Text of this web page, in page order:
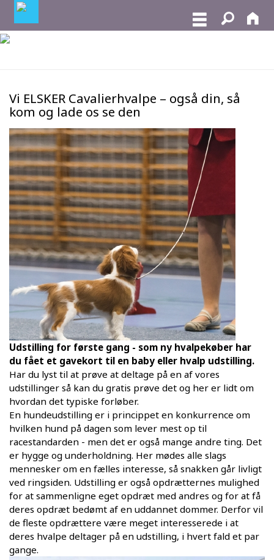
Vi ELSKER Cavalierhvalpe – også din, så
kom og lade os se den
Udstilling for første gang - som ny hvalpekøber har
du fået et gavekort til en baby eller hvalp udstilling.
Har du lyst til at prøve at deltage på en af vores
udstillinger så kan du gratis prøve det og her er lidt om
hvordan det typiske forløber.
En hundeudstilling er i princippet en konkurrence om
hvilken hund på dagen som lever mest op til
racestandarden - men det er også mange andre ting. Det
er hygge og underholdning. Her mødes alle slags
mennesker om en fælles interesse, så snakken går livligt
ved ringsiden. Udstilling er også opdrætternes mulighed
for at sammenligne eget opdræt med andres og for at få
deres opdræt bedømt af en uddannet dommer. Derfor vil
de fleste opdrættere være meget interesserede i at
deres hvalpe deltager på en udstilling, i hvert fald et par
gange.